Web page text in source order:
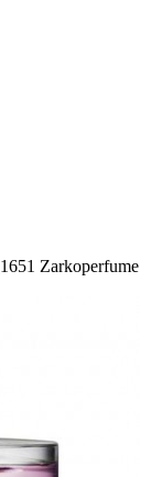
1651 Zarkoperfume